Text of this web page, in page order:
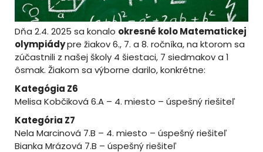
Dňa 2.4. 2025 sa konalo okresné kolo Matematickej
olympiádypre žiakov 6., 7. a 8. ročníka, na ktorom sa
zúčastnili z našej školy 4 šiestaci, 7 siedmakov a 1
ôsmak. Žiakom sa výborne darilo, konkrétne:
Kategógia Z6
Melisa Kobčiková 6.A – 4. miesto – úspešný riešiteľ
Kategória Z7
Nela Marcinová 7.B – 4. miesto – úspešný riešiteľ
Bianka Mrázová 7.B – úspešný riešiteľ